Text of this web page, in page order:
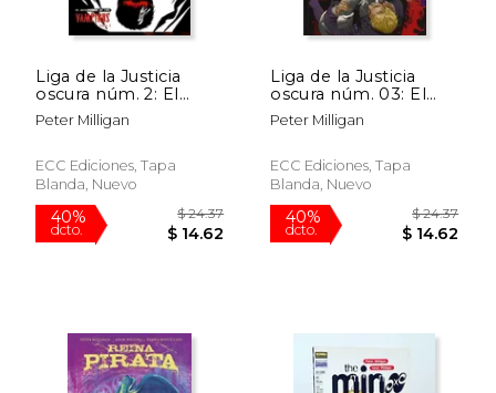
Liga de la Justicia
oscura núm. 2: El
alzamiento de los
vampiros. Parte 1
Peter Milligan
ECC Ediciones, Tapa
Blanda, Nuevo
Liga de la Justicia
oscura núm. 03: El
alzamiento de los
vampiros. Parte 2
oscura (Nuevo
Universo DC))
Peter Milligan
ECC Ediciones, Tapa
Blanda, Nuevo